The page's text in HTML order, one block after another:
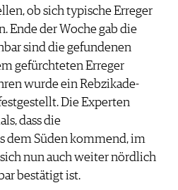
ob sich typische Erreger
Ende der Woche gab die
sind die gefundenen
gefürchteten Erreger
wurde ein Rebzikade-
Die Experten
dass die
dem Süden kommend, im
nun auch weiter nördlich
bestätigt ist.